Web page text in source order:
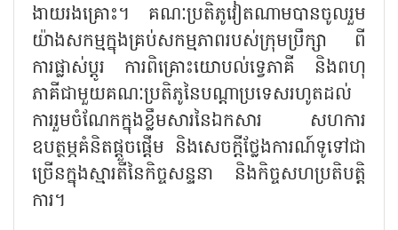
ងាយរងគ្រោះ។ គណៈប្រតិភូវៀតណាមបានចូលរួម
យ៉ាងសកម្មក្នុងគ្រប់សកម្មភាពរបស់ក្រុមប្រឹក្សា ពី
ការផ្លាស់ប្តូរ ការពិគ្រោះយោបល់ទ្វេភាគី និងពហុ
ភាគីជាមួយគណៈប្រតិភូនៃបណ្តាប្រទេសរហូតដល់
ការរួមចំណែកក្នុងខ្លឹមសារនៃឯកសារ សហការ
ឧបត្ថម្ភគំនិតផ្តួចផ្តើម និងសេចក្តីថ្លែងការណ៍ទូទៅជា
ច្រើនក្នុងស្មារតីនៃកិច្ចសន្ទនា និងកិច្ចសហប្រតិបត្តិ
ការ។